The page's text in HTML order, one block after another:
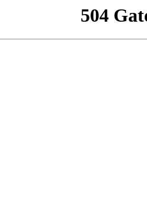
504